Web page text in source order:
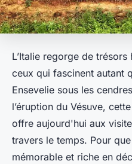
L’Italie regorge de
ceux qui fascinent autant
Ensevelie sous les
l’éruption du Vésuve,
offre aujourd'hui aux
travers le temps. Pour
mémorable et riche en